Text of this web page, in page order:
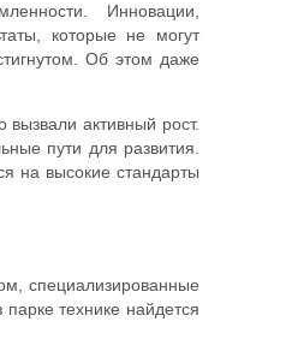
Инновации,
которые не могут
Об этом даже
активный рост.
пути для развития.
на высокие стандарты
специализированные
технике найдется